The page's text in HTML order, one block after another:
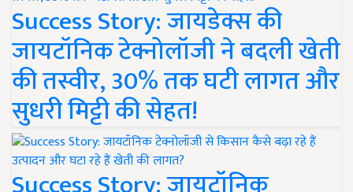
Success Story: जायडेक्स की
जायटॉनिक टेक्नोलॉजी ने बदली खेती
की तस्वीर, 30% तक घटी लागत और
सुधरी मिट्टी की सेहत!